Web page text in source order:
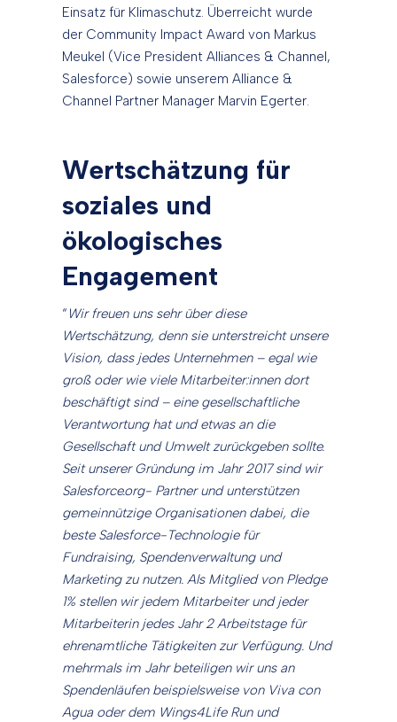
Einsatz für Klimaschutz. Überreicht wurde
der Community Impact Award von Markus
Meukel (Vice President Alliances & Channel,
Salesforce) sowie unserem Alliance &
Channel Partner Manager Marvin Egerter.
Wertschätzung für
soziales und
ökologisches
Engagement
“ Wir freuen uns sehr über diese
Wertschätzung, denn sie unterstreicht unsere
Vision, dass jedes Unternehmen – egal wie
groß oder wie viele Mitarbeiter:innen dort
beschäftigt sind – eine gesellschaftliche
Verantwortung hat und etwas an die
Gesellschaft und Umwelt zurückgeben sollte.
Seit unserer Gründung im Jahr 2017 sind wir
Salesforce.org- Partner und unterstützen
gemeinnützige Organisationen dabei, die
beste Salesforce-Technologie für
Fundraising, Spendenverwaltung und
Marketing zu nutzen. Als Mitglied von Pledge
1% stellen wir jedem Mitarbeiter und jeder
Mitarbeiterin jedes Jahr 2 Arbeitstage für
ehrenamtliche Tätigkeiten zur Verfügung. Und
mehrmals im Jahr beteiligen wir uns an
Spendenläufen beispielsweise von Viva con
Agua oder dem Wings4Life Run und